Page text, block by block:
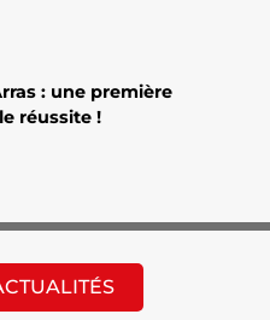
: une première
réussite !